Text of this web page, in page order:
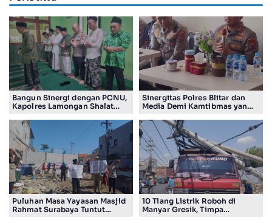
Bangun Sinergi dengan PCNU,
Kapolres Lamongan Shalat
Pengurus
Sinergitas Polres Blitar dan
Media Demi Kamtibmas yang
Puluhan Masa Yayasan Masjid
Rahmat Surabaya Tuntut
10 Tiang Listrik Roboh di
Manyar Gresik, Timpa